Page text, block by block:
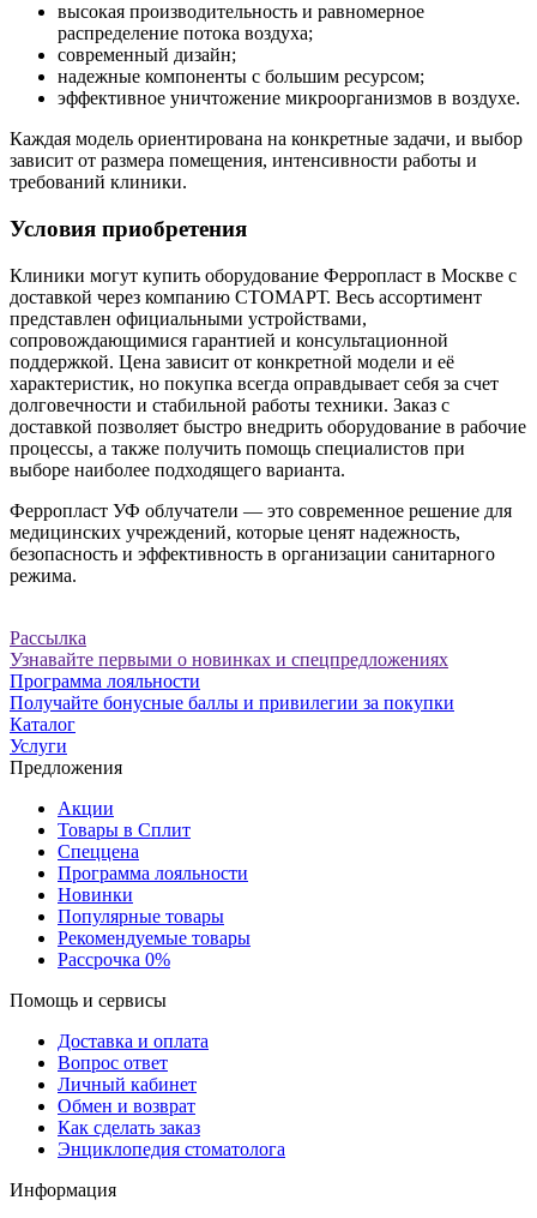
высокая производительность и равномерное
распределение потока воздуха;
современный дизайн;
надежные компоненты с большим ресурсом;
эффективное уничтожение микроорганизмов в воздухе.
Каждая модель ориентирована на конкретные задачи, и выбор
зависит от размера помещения, интенсивности работы и
требований клиники.
Условия приобретения
Клиники могут купить оборудование Ферропласт в Москве с
доставкой через компанию СТОМАРТ. Весь ассортимент
представлен официальными устройствами,
сопровождающимися гарантией и консультационной
поддержкой. Цена зависит от конкретной модели и её
характеристик, но покупка всегда оправдывает себя за счет
долговечности и стабильной работы техники. Заказ с
доставкой позволяет быстро внедрить оборудование в рабочие
процессы, а также получить помощь специалистов при
выборе наиболее подходящего варианта.
Ферропласт УФ облучатели — это современное решение для
медицинских учреждений, которые ценят надежность,
безопасность и эффективность в организации санитарного
режима.
Рассылка
Узнавайте первыми о новинках и спецпредложениях
Программа лояльности
Получайте бонусные баллы и привилегии за покупки
Каталог
Услуги
Предложения
Акции
Товары в Сплит
Спеццена
Программа лояльности
Новинки
Популярные товары
Рекомендуемые товары
Рассрочка 0%
Помощь и сервисы
Доставка и оплата
Вопрос ответ
Личный кабинет
Обмен и возврат
Как сделать заказ
Энциклопедия стоматолога
Информация